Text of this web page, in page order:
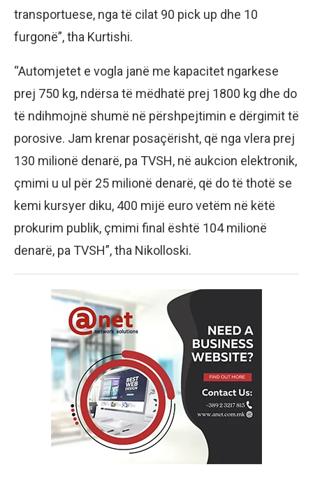
transportuese, nga të cilat 90 pick up dhe 10
furgonë”, tha Kurtishi.
“Automjetet e vogla janë me kapacitet ngarkese
prej 750 kg, ndërsa të mëdhatë prej 1800 kg dhe do
të ndihmojnë shumë në përshpejtimin e dërgimit të
porosive. Jam krenar posaçërisht, që nga vlera prej
130 milionë denarë, pa TVSH, në aukcion elektronik,
çmimi u ul për 25 milionë denarë, që do të thotë se
kemi kursyer diku, 400 mijë euro vetëm në këtë
prokurim publik, çmimi final është 104 milionë
denarë, pa TVSH”, tha Nikolloski.